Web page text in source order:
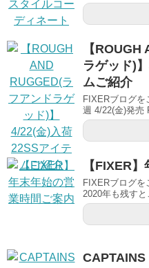
【
ラゲッド)
ムご紹介
FIXERブログ
週 4/22(金)発売
【FIXER
FIXERブログを
2020年も残す
CAPTAINS